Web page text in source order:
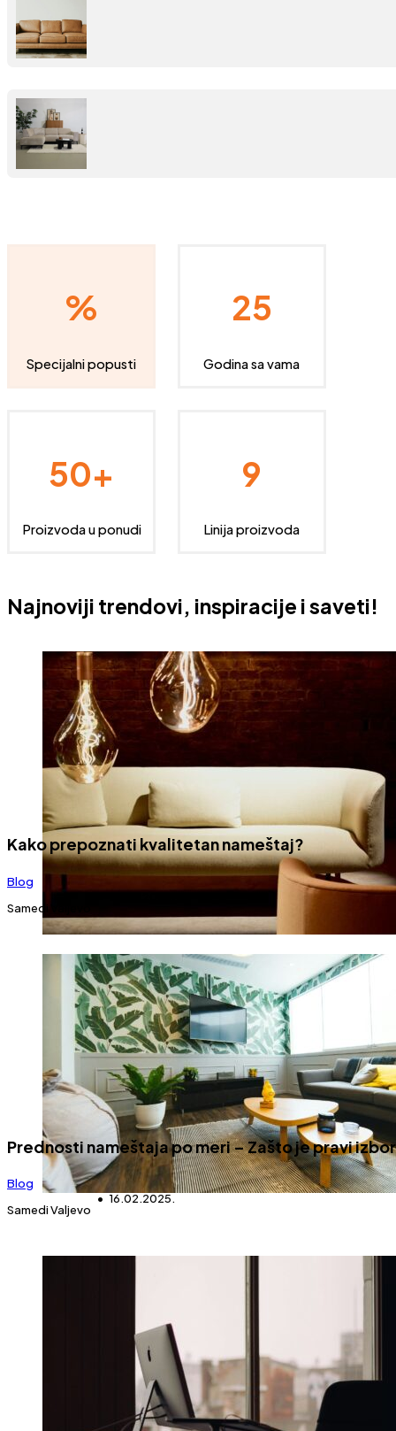
%
Specijalni popusti
25
Godina sa vama
50+
Proizvoda u ponudi
9
Linija proizvoda
Najnoviji trendovi, inspiracije i saveti!
Kako prepoznati kvalitetan nameštaj?
Blog
Samedi Valjevo
19.03.2025.
Prednosti nameštaja po meri – Zašto je pravi
Blog
Samedi Valjevo
16.02.2025.